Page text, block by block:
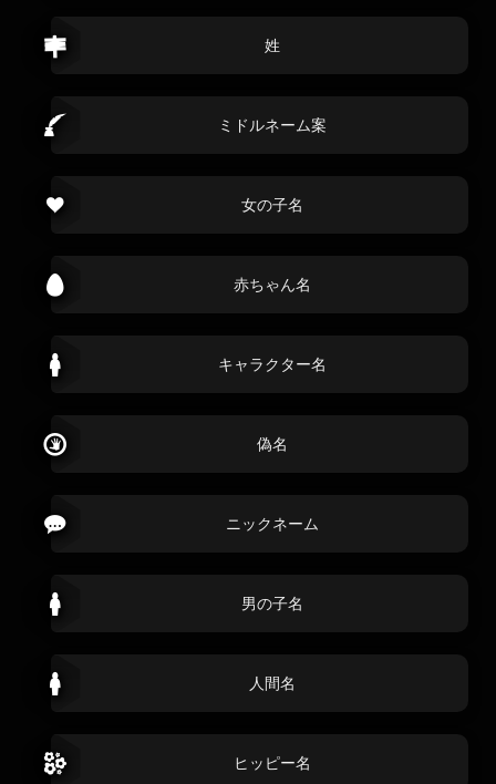
姓
ミドルネーム案
女の子名
赤ちゃん名
キャラクター名
偽名
ニックネーム
男の子名
人間名
ヒッピー名